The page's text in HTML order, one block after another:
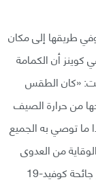
طريقها إلى مكان
كوينز أن الكمامة
«كان الطقس
من حرارة الصيف
ما توصي به الجميع
من العدوى
في مدينة جبل سيناء في نيويورك فيقول: «تستمر جائحة كوفيد-19